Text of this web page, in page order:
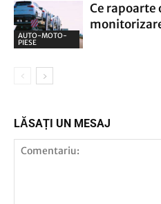
AUTO-MOTO-
PIESE
Ce rapoarte
LĂSAȚI UN MESAJ